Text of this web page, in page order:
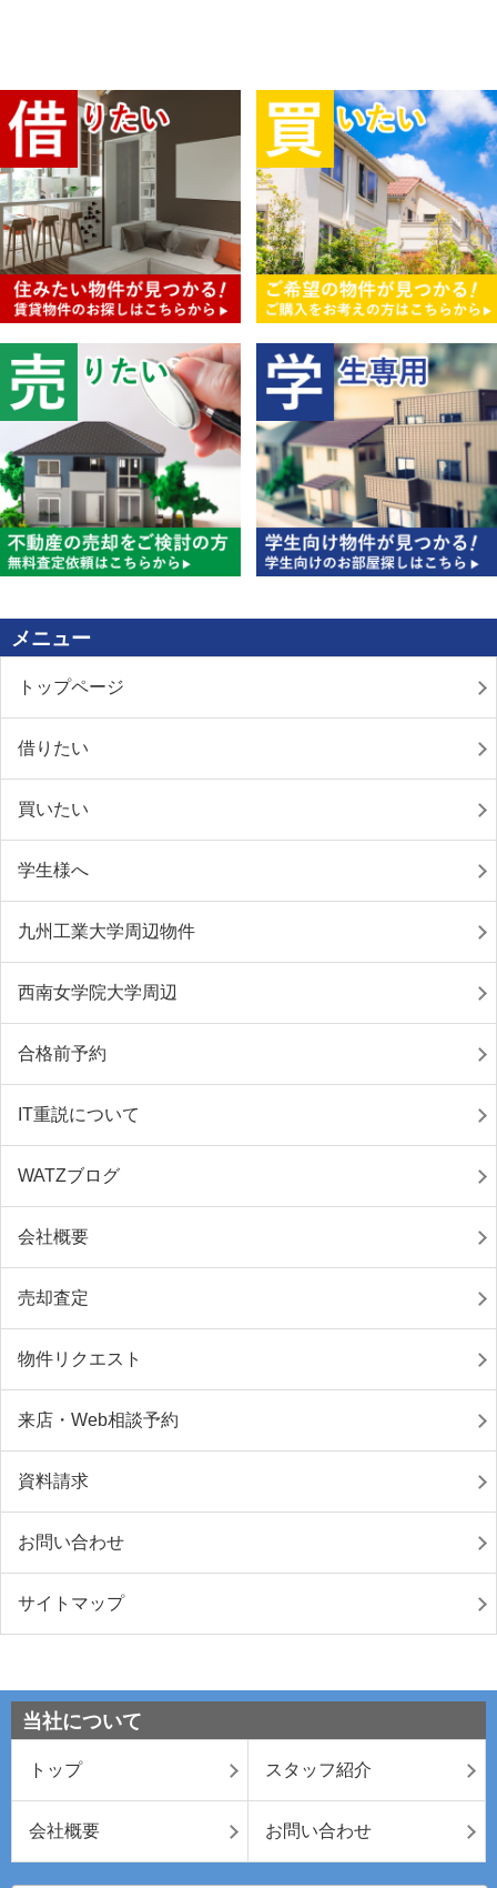
メニュー
トップページ
借りたい
買いたい
学生様へ
九州工業大学周辺物件
西南女学院大学周辺
合格前予約
IT重説について
WATZブログ
会社概要
売却査定
物件リクエスト
来店・Web相談予約
資料請求
お問い合わせ
サイトマップ
当社について
トップ スタッフ紹介
会社概要 お問い合わせ